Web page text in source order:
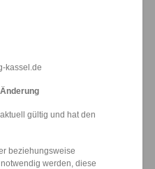
kassel.de
gültig und hat den
beziehungsweise
werden, diese